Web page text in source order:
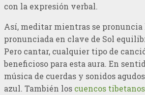
con la expresión verbal.
Así, meditar mientras se pronuncia
pronunciada en clave de Sol
Pero cantar, cualquier tipo de
beneficioso para esta aura. En
música de cuerdas y sonidos
azul. También los cuencos tibetanos